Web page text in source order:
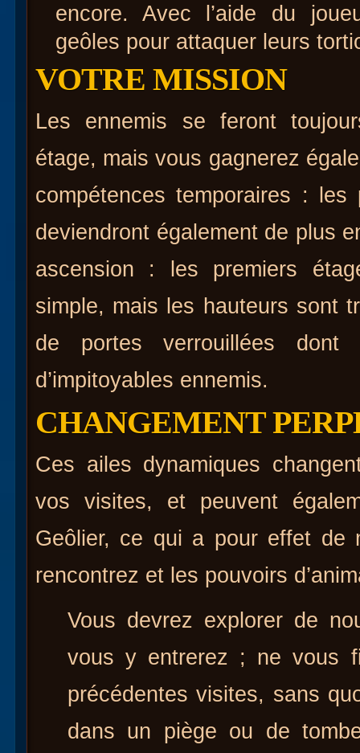
encore. Avec l’aide du
geôles pour attaquer leurs
VOTRE MISSION
Les ennemis se feront
étage, mais vous gagnerez
compétences temporaires : les
deviendront également de plus
ascension : les premiers
simple, mais les hauteurs sont
de portes verrouillées
d’impitoyables ennemis.
CHANGEMENT
Ces ailes dynamiques
vos visites, et peuvent
Geôlier, ce qui a pour effet de
rencontrez et les pouvoirs
Vous devrez explorer de
vous y entrerez ; ne vous
précédentes visites, sans
dans un piège ou de